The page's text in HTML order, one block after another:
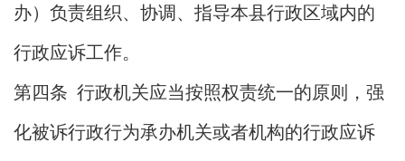
办）负责组织、协调、指导本县行政区域内的
行政应诉工作。
第四条 行政机关应当按照权责统一的原则，强
化被诉行政行为承办机关或者机构的行政应诉